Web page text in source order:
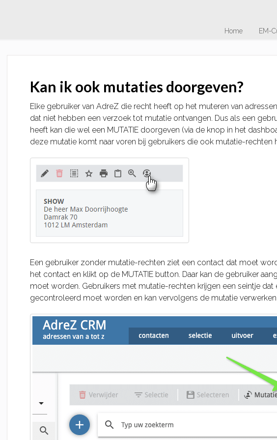
Home EM-
Kan ik ook mutaties doorgeven?
Elke gebruiker van AdreZ die recht heeft op het muteren van
dat niet hebben een verzoek tot mutatie ontvangen. Dus als een
heeft kan die wel een MUTATIE doorgeven (via de knop in het
deze mutatie komt naar voren bij gebruikers die ook mutatie-rechten
Een gebruiker zonder mutatie-rechten ziet een contact dat moet
het contact en klikt op de MUTATIE button. Daar kan de gebruiker
moet worden. Gebruikers met mutatie-rechten krijgen een seintje dat
gecontroleerd moet worden en kan vervolgens de mutatie verwerken